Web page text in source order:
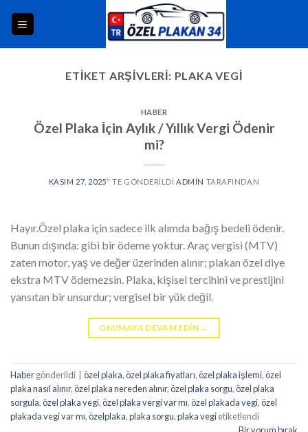
ETIKET ARŞIVLERI: PLAKA VEGI
HABER
Özel Plaka İçin Aylık / Yıllık Vergi Ödenir
mi?
KASIM 27, 2025’' TE GÖNDERILDI ADMIN TARAFINDAN
Hayır.Özel plaka için sadece ilk alımda bağış bedeli ödenir.
Bunun dışında: gibi bir ödeme yoktur. Araç vergisi (MTV)
zaten motor, yaş ve değer üzerinden alınır; plakan özel diye
ekstra MTV ödemezsin. Plaka, kişisel tercihini ve prestijini
yansıtan bir unsurdur; vergisel bir yük değil.
OKUMAYA DEVAM EDIN →
Habergönderildi özel plaka,özel plaka fiyatları,özel plaka işlemi,özel
plaka nasıl alınır,özel plaka nereden alınır,özel plaka sorgu,özel plaka
sorgula,özel plaka vegi,özel plaka vergi var mı,özel plakada vegi,özel
plakada vegi var mı,özelplaka,plaka sorgu,plaka vegietiketlendi